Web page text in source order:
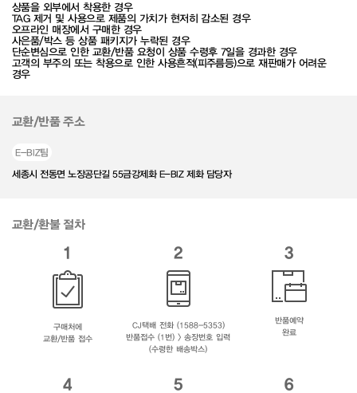
상품을 외부에서 착용한 경우
TAG 제거 및 사용으로 제품의 가치가 현저히 감소된 경우
오프라인 매장에서 구매한 경우
사은품/박스 등 상품 패키지가 누락된 경우
단순변심으로 인한 교환/반품 요청이 상품 수령후 7일을 경과한 경우
고객의 부주의 또는 착용으로 인한 사용흔적(피주름등)으로 재판매가 어려운
경우
교환/반품 주소
E-BIZ팀
세종시 전동면 노장공단길 55금강제화 E-BIZ 제화 담당자
교환/환불 절차
1
구매처에
교환/반품 접수
2
CJ택배 전화 (1588-5353)
반품접수 (1번) > 송장번호 입력
(수령한 배송박스)
3
반품예약
완료
4 5 6